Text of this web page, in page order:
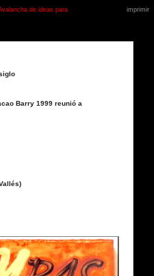
de ideas para
imprimir
Barry 1999 reunió a